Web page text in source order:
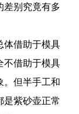
差别究竟有多
体借助于模具
不借助于模具
。但半手工和
是紫砂壶正常